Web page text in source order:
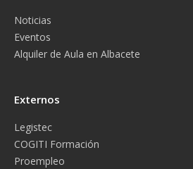
Noticias
Eventos
Alquiler de Aula en Albacete
Externos
Legistec
COGITI Formación
Proempleo